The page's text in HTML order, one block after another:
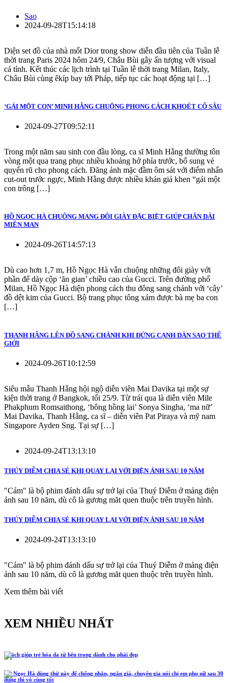
Sao
2024-09-28T15:14:18
Diện set đồ của nhà mốt Dior trong show diễn đầu tiên của Tuần lễ
thời trang Paris 2024 hôm 24/9, Châu Bùi gây ấn tượng với visual
cá tính. Kết thúc các lịch trình tại Tuần lễ thời trang Milan, Italy,
Châu Bùi cùng êkíp bay tới Pháp, tiếp tục các hoạt động tại […]
‘GÁI MỘT CON’ MINH HẰNG CHUỘNG PHONG CÁCH KHOÉT CỔ SÂU
2024-09-27T09:52:11
Trong một năm sau sinh con đầu lòng, ca sĩ Minh Hằng thường tôn
vòng một qua trang phục nhiều khoảng hở phía trước, bổ sung vẻ
quyến rũ cho phong cách. Đăng ảnh mặc đầm ôm sát với điểm nhấn
cut-out trước ngực, Minh Hằng được nhiều khán giả khen “gái một
con trông […]
HỒ NGỌC HÀ CHUÔNG MANG ĐÔI GIÀY ĐẶC BIỆT GIÚP CHÂN DÀI
MIÊN MAN
2024-09-26T14:57:13
Dù cao hơn 1,7 m, Hồ Ngọc Hà vẫn chuộng những đôi giày với
phần đế dày cộp ‘ăn gian’ chiều cao của Gucci. Trên đường phố
Milan, Hồ Ngọc Hà diện phong cách thu đông sang chảnh với ‘cây’
đồ dệt kim của Gucci. Bộ trang phục tông xám được bà mẹ ba con
[…]
THANH HẰNG LÊN ĐỒ SANG CHẢNH KHI ĐỨNG CẠNH DÀN SAO THẾ
GIỚI
2024-09-26T10:12:59
Siêu mẫu Thanh Hằng hội ngộ diễn viên Mai Davika tại một sự
kiện thời trang ở Bangkok, tối 25/9. Từ trái qua là diễn viên Mile
Phakphum Romsaithong, ‘bông hồng lai’ Sonya Singha, ‘ma nữ’
Mai Davika, Thanh Hằng, ca sĩ – diễn viên Pat Piraya và mỹ nam
Singapore Ayden Sng. Tại sự […]
2024-09-24T13:13:10
THÚY DIỄM CHIA SẺ KHI QUAY LẠI VỚI ĐIỆN ẢNH SAU 10 NĂM
"Cám" là bộ phim đánh dấu sự trở lại của Thuý Diễm ở mảng điện
ảnh sau 10 năm, dù cô là gương măt quen thuộc trên truyền hình.
THÚY DIỄM CHIA SẺ KHI QUAY LẠI VỚI ĐIỆN ẢNH SAU 10 NĂM
2024-09-24T13:13:10
"Cám" là bộ phim đánh dấu sự trở lại của Thuý Diễm ở mảng điện
ảnh sau 10 năm, dù cô là gương măt quen thuộc trên truyền hình.
Xem thêm bài viết
XEM NHIỀU NHẤT
5 cách giúp trẻ hóa da từ bên trong dành cho phái đẹp
Hồ Ngọc Hà dùng thứ này để chống nhăn, ngăn già, chuyên gia nói chị em phụ nữ sau 30
dùng thì vô cùng tốt